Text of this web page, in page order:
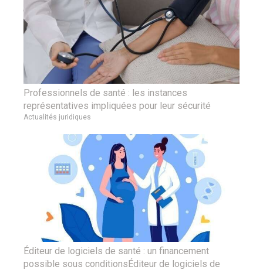
Professionnels de santé : les instances
représentatives impliquées pour leur sécurité
Actualités juridiques
Éditeur de logiciels de santé : un financement
possible sous conditionsÉditeur de logiciels de